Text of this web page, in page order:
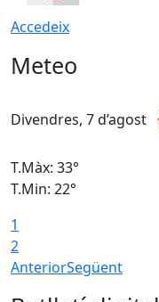
Accedeix
Meteo
Divendres, 7 d’agost
T.Màx: 33°
T.Min: 22°
1
2
AnteriorSegüent